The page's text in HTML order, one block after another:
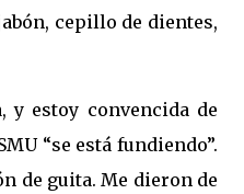
cepillo de dientes,
y estoy convencida de
“se está fundiendo”.
de guita. Me dieron de